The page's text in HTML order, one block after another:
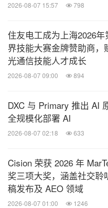
2026-08-07 15:57 798
住友电工成为上海2026年
界技能大赛金牌赞助商，
光通信技能人才成长
2026-08-07 09:00 894
DXC 与 Primary 推出 AI
全规模化部署 AI
2026-08-07 02:18 633
Cision 荣获 2026 年
奖三项大奖，涵盖社交聆
稿发布及 AEO 领域
2026-08-07 01:00 1246